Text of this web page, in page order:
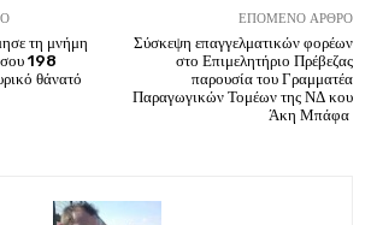
τη μνήμη
198
θάνατό
ΕΠΌΜΕΝΟ ΆΡΘΡΟ
Σύσκεψη επαγγελματικών φορέων
στο Επιμελητήριο Πρέβεζας
παρουσία του Γραμματέα
Παραγωγικών Τομέων της ΝΔ κου
Άκη Μπάφα